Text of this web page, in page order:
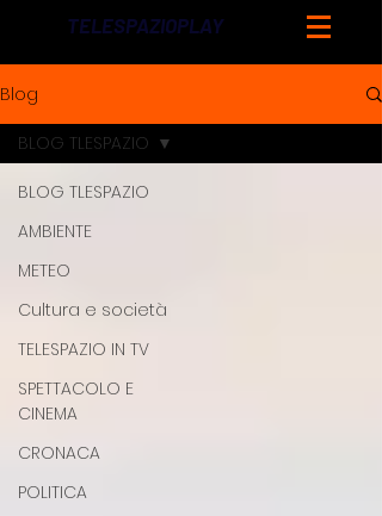
TELESPAZIOPLAY
Blog
BLOG TLESPAZIO
AMBIENTE
METEO
Cultura e società
TELESPAZIO IN TV
SPETTACOLO E
CINEMA
CRONACA
POLITICA
BLOG TLESPAZIO